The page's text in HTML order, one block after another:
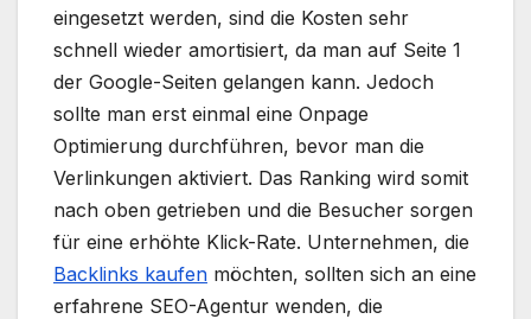
eingesetzt werden, sind die Kosten sehr
schnell wieder amortisiert, da man auf Seite 1
der Google-Seiten gelangen kann. Jedoch
sollte man erst einmal eine Onpage
Optimierung durchführen, bevor man die
Verlinkungen aktiviert. Das Ranking wird somit
nach oben getrieben und die Besucher sorgen
für eine erhöhte Klick-Rate. Unternehmen, die
Backlinks kaufen möchten, sollten sich an eine
erfahrene SEO-Agentur wenden, die